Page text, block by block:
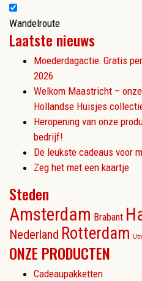
Wandelroute
Laatste nieuws
Moederdagactie: Gratis
2026
Welkom Maastricht –
Hollandse Huisjes
Heropening van onze
bedrijf!
De leukste cadeaus voor
Zeg het met een kaartje
Steden
Amsterdam Brabant
Nederland Rotterdam
ONZE PRODUCTEN
Cadeaupakketten